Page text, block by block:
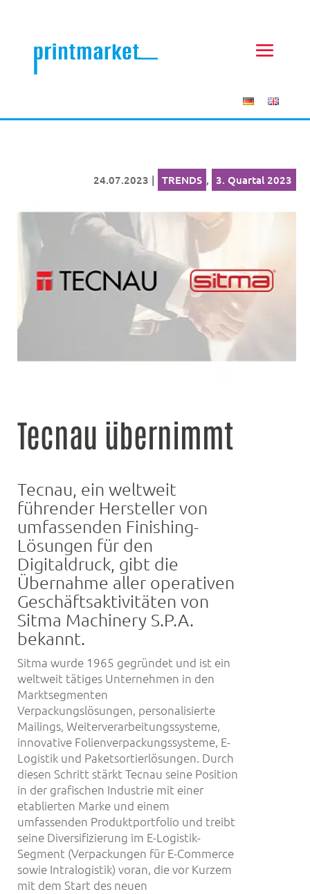
24.07.2023 | TRENDS , 3. Quartal 2023
Tecnau übernimmt
Tecnau, ein weltweit
führender Hersteller von
umfassenden Finishing-
Lösungen für den
Digitaldruck, gibt die
Übernahme aller operativen
Geschäftsaktivitäten von
Sitma Machinery S.P.A.
bekannt.
Sitma wurde 1965 gegründet und ist ein
weltweit tätiges Unternehmen in den
Marktsegmenten
Verpackungslösungen, personalisierte
Mailings, Weiterverarbeitungssysteme,
innovative Folienverpackungssysteme, E-
Logistik und Paketsortierlösungen. Durch
diesen Schritt stärkt Tecnau seine Position
in der grafischen Industrie mit einer
etablierten Marke und einem
umfassenden Produktportfolio und treibt
seine Diversifizierung im E-Logistik-
Segment (Verpackungen für E-Commerce
sowie Intralogistik) voran, die vor Kurzem
mit dem Start des neuen